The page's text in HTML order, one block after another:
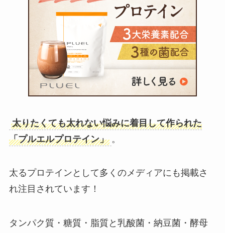
太りたくても太れない悩みに着目して作られた
「プルエルプロテイン」 。
太るプロテインとして多くのメディアにも掲載さ
れ注目されています！
タンパク質・糖質・脂質と乳酸菌・納豆菌・酵母